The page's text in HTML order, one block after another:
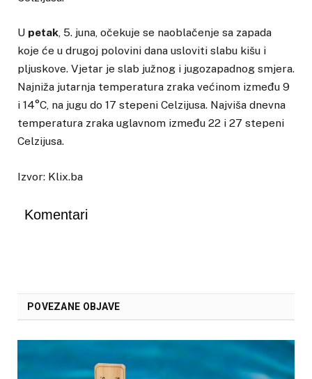
U petak, 5. juna, očekuje se naoblačenje sa zapada
koje će u drugoj polovini dana usloviti slabu kišu i
pljuskove. Vjetar je slab južnog i jugozapadnog smjera.
Najniža jutarnja temperatura zraka većinom između 9
i 14°C, na jugu do 17 stepeni Celzijusa. Najviša dnevna
temperatura zraka uglavnom između 22 i 27 stepeni
Celzijusa.
Izvor: Klix.ba
Komentari
POVEZANE OBJAVE